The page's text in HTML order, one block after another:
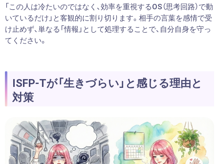
「この人は冷たいのではなく、効率を重視するOS（思考回路）で動
いているだけ」と客観的に割り切ります。相手の言葉を感情で受
け止めず、単なる「情報」として処理することで、自分自身を守っ
てください。
ISFP-Tが「生きづらい」と感じる理由と
対策